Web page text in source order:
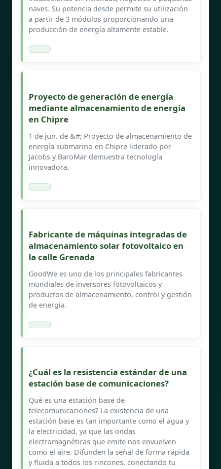
naves. Su potencia desde permite su utilización
a partir de 3 módulos proporcionando una
producción de energía altamente estable.
Proyecto de generación de energía
mediante almacenamiento de energía
en Chipre
1 de jun. de &#; Proyecto de almacenamiento de
energía submarino en Chipre liderado por
Jacobs y BaroMar demuestra tecnología
innovadora.
Fabricante de máquinas integradas de
almacenamiento solar fotovoltaico en
la calle Grenada
GoodWe es uno de los principales fabricantes
mundiales de inversores fotovoltaicos y
productos de almacenamiento, control y gestión
de energía.
¿Cuál es la resistencia estándar de una
estación base de comunicaciones?
Qué es una estación base de
telecomunicaciones? La existencia de una
estación base es tan importante como el agua y
la electricidad, ya que las ondas
electromagnéticas que emite nos envuelven
como el aire. Difunden la señal de forma rápida
y fluida a todos los rincones, conectando tu